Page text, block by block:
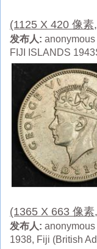
(1125 X 420 像
发布人:
FIJI ISLANDS
(1365 X 663 像
发布人:
1938, Fiji (British